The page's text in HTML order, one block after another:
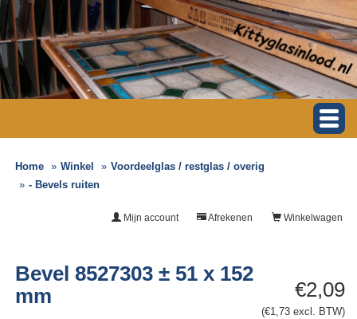
Home Winkel
Voordeelglas / restglas / overig
- Bevels ruiten
Winkelwagen
Afrekenen
Mijn account
€2,09
(€1,73 excl. BTW)
Bevel 8527303 ± 51 x 152
mm